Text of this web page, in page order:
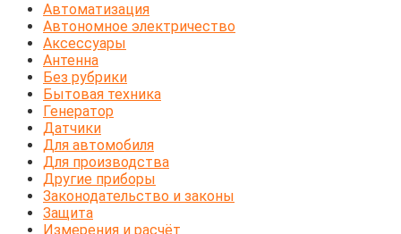
Автоматизация
Автономное электричество
Аксессуары
Антенна
Без рубрики
Бытовая техника
Генератор
Датчики
Для автомобиля
Для производства
Другие приборы
Законодательство и законы
Защита
Измерения и расчёт